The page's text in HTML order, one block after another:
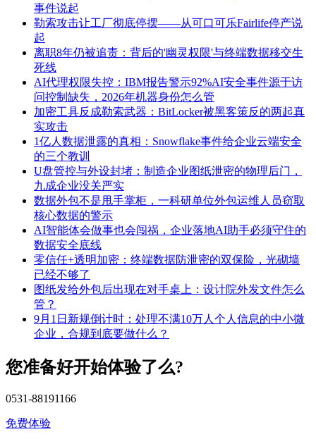
事件说起
勒索攻击让工厂彻底停摆——从可口可乐Fairlife停产说
起
离职8年仍被追责：背后的'幽灵权限'与终端数据移交生
死线
AI代理权限失控：IBM报告警示92%AI安全事件源于访
问控制缺失，2026年机器身份怎么管
加密工具反成勒索武器：BitLocker被黑客策反的两起真
实攻击
1亿人数据泄露的真相：Snowflake事件给企业云端安全
的三个教训
U盘管控与外设封堵：制造企业图纸泄密的物理后门，
九成企业没关严实
数据外包不是甩手掌柜，一科研单位外包运维人员窃取
核心数据的警示
AI智能体会做事也会闯祸，企业落地AI助手必须守住的
数据安全底线
零信任+透明加密：终端数据防泄密的双保险，光砌墙
已经不够了
图纸发给外包后出现在对手桌上：设计院外发文件怎么
管？
9月1日新规倒计时：处理不满10万人个人信息的中小微
企业，合规到底要做什么？
您准备好开始体验了么?
0531-88191166
免费体验